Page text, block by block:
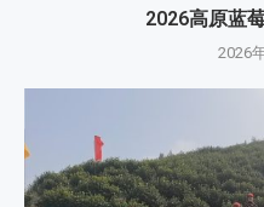
2026高原蓝
2026